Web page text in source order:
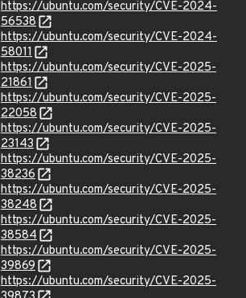
https://ubuntu.com/security/CVE-2024-
56538
https://ubuntu.com/security/CVE-2024-
58011
https://ubuntu.com/security/CVE-2025-
21861
https://ubuntu.com/security/CVE-2025-
22058
https://ubuntu.com/security/CVE-2025-
23143
https://ubuntu.com/security/CVE-2025-
38236
https://ubuntu.com/security/CVE-2025-
38248
https://ubuntu.com/security/CVE-2025-
38584
https://ubuntu.com/security/CVE-2025-
39869
https://ubuntu.com/security/CVE-2025-